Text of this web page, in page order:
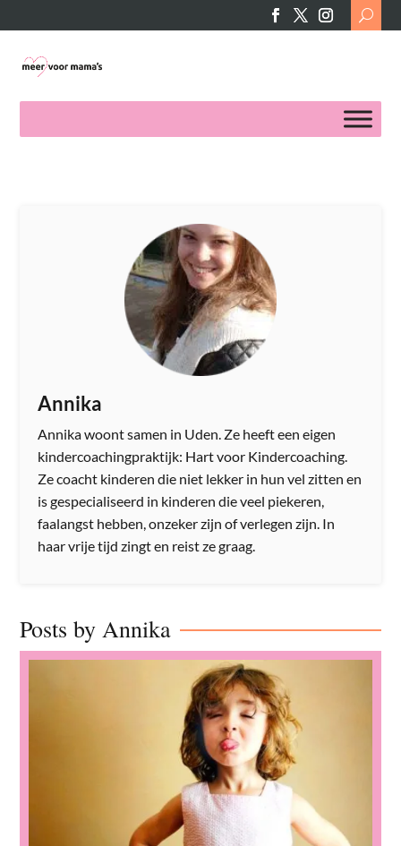
Search
for:
Annika
Annika woont samen in Uden. Ze heeft een eigen
kindercoachingpraktijk: Hart voor Kindercoaching.
Ze coacht kinderen die niet lekker in hun vel zitten en
is gespecialiseerd in kinderen die veel piekeren,
faalangst hebben, onzeker zijn of verlegen zijn. In
haar vrije tijd zingt en reist ze graag.
Posts by Annika